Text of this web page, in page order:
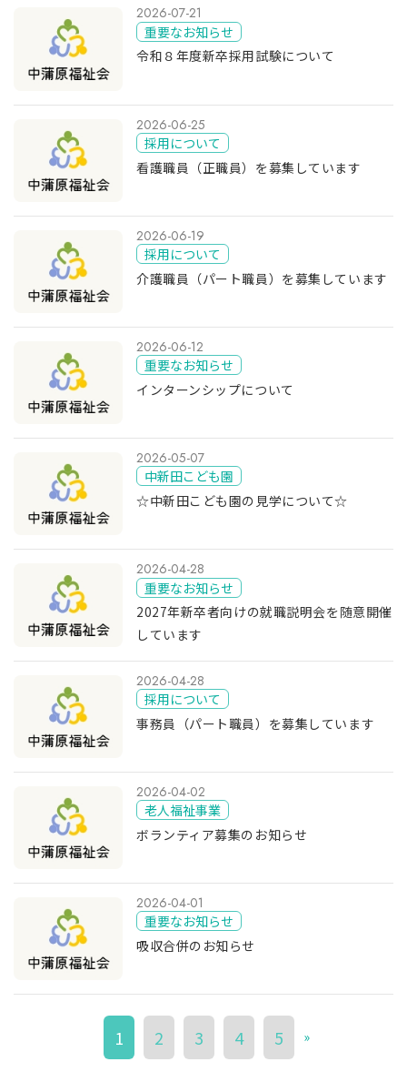
2026-07-21
重要なお知らせ
令和８年度新卒採用試験について
2026-06-25
採用について
看護職員（正職員）を募集しています
2026-06-19
採用について
介護職員（パート職員）を募集しています
2026-06-12
重要なお知らせ
インターンシップについて
2026-05-07
中新田こども園
☆中新田こども園の見学について☆
2026-04-28
重要なお知らせ
2027年新卒者向けの就職説明会を随意開催
しています
2026-04-28
採用について
事務員（パート職員）を募集しています
2026-04-02
老人福祉事業
ボランティア募集のお知らせ
2026-04-01
重要なお知らせ
吸収合併のお知らせ
1 2 3 4 5 »